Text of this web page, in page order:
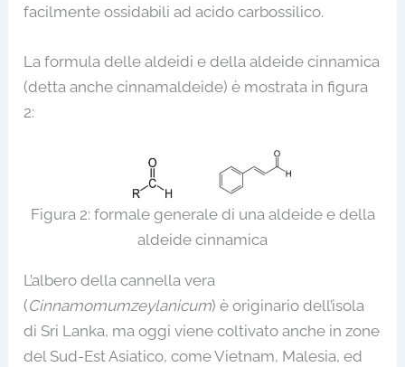
facilmente ossidabili ad acido carbossilico.
La formula delle aldeidi e della aldeide cinnamica
(detta anche cinnamaldeide) è mostrata in figura
2:
Figura 2: formale generale di una aldeide e della
aldeide cinnamica
L’albero della cannella vera
(Cinnamomumzeylanicum) è originario dell’isola
di Sri Lanka, ma oggi viene coltivato anche in zone
del Sud-Est Asiatico, come Vietnam, Malesia, ed